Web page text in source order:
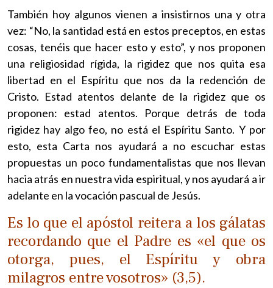
También hoy algunos vienen a insistirnos una y otra
vez: “No, la santidad está en estos preceptos, en estas
cosas, tenéis que hacer esto y esto”, y nos proponen
una religiosidad rígida, la rigidez que nos quita esa
libertad en el Espíritu que nos da la redención de
Cristo. Estad atentos delante de la rigidez que os
proponen: estad atentos. Porque detrás de toda
rigidez hay algo feo, no está el Espíritu Santo. Y por
esto, esta Carta nos ayudará a no escuchar estas
propuestas un poco fundamentalistas que nos llevan
hacia atrás en nuestra vida espiritual, y nos ayudará a ir
adelante en la vocación pascual de Jesús.
Es lo que el apóstol reitera a los gálatas
recordando que el Padre es «el que os
otorga, pues, el Espíritu y obra
milagros entre vosotros» (3,5).